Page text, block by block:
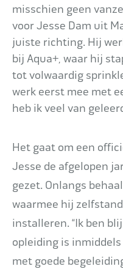
Mijn Aqua+
Contact
misschien geen
voor Jesse Dam uit
juiste richting. Hij
bij Aqua+, waar hij
tot volwaardig
werk eerst mee met
heb ik veel van
Het gaat om een
Jesse de afgelopen
gezet. Onlangs
waarmee hij
installeren. “Ik ben
opleiding is
met goede